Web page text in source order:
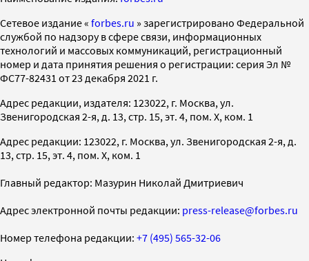
Cетевое издание « forbes.ru » зарегистрировано Федеральной
службой по надзору в сфере связи, информационных
технологий и массовых коммуникаций, регистрационный
номер и дата принятия решения о регистрации: серия Эл №
ФС77-82431 от 23 декабря 2021 г.
Адрес редакции, издателя: 123022, г. Москва, ул.
Звенигородская 2-я, д. 13, стр. 15, эт. 4, пом. X, ком. 1
Адрес редакции: 123022, г. Москва, ул. Звенигородская 2-я, д.
13, стр. 15, эт. 4, пом. X, ком. 1
Главный редактор: Мазурин Николай Дмитриевич
Адрес электронной почты редакции: press-release@forbes.ru
Номер телефона редакции: +7 (495) 565-32-06